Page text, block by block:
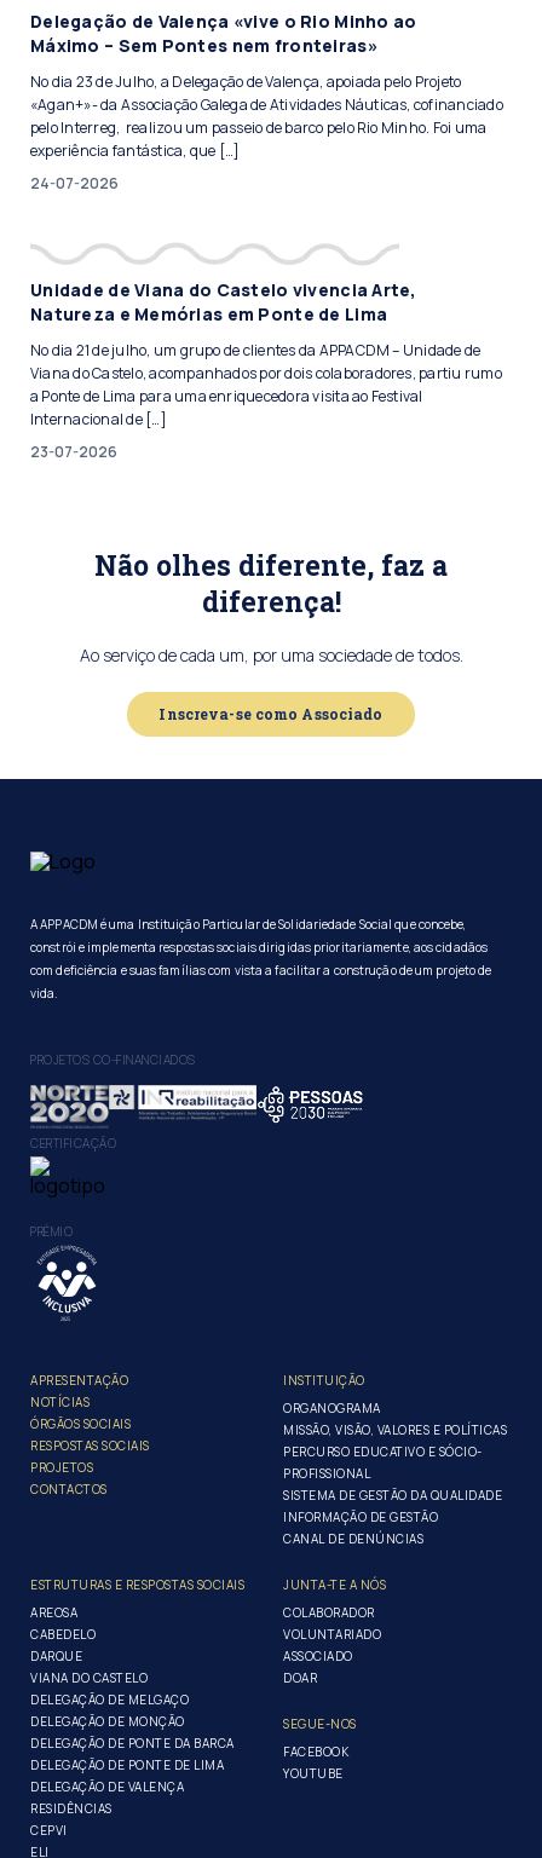
Delegação de Valença «vive o Rio Minho ao
Máximo – Sem Pontes nem fronteiras»
No dia 23 de Julho, a Delegação de Valença, apoiada pelo Projeto
«Agan+»- da Associação Galega de Atividades Náuticas, cofinanciado
pelo Interreg, realizou um passeio de barco pelo Rio Minho. Foi uma
experiência fantástica, que […]
24-07-2026
Unidade de Viana do Castelo vivencia Arte,
Natureza e Memórias em Ponte de Lima
No dia 21 de julho, um grupo de clientes da APPACDM – Unidade de
Viana do Castelo, acompanhados por dois colaboradores, partiu rumo
a Ponte de Lima para uma enriquecedora visita ao Festival
Internacional de […]
23-07-2026
Não olhes diferente, faz a
diferença!
Ao serviço de cada um, por uma sociedade de todos.
Inscreva-se como Associado
A APPACDM é uma Instituição Particular de Solidariedade Social que concebe,
constrói e implementa respostas sociais dirigidas prioritariamente, aos cidadãos
com deficiência e suas famílias com vista a facilitar a construção de um projeto de
vida.
PROJETOS CO-FINANCIADOS
CERTIFICAÇÃO
PRÉMIO
APRESENTAÇÃO
NOTÍCIAS
ÓRGÃOS SOCIAIS
RESPOSTAS SOCIAIS
PROJETOS
CONTACTOS
INSTITUIÇÃO
ORGANOGRAMA
MISSÃO, VISÃO, VALORES E POLÍTICAS
PERCURSO EDUCATIVO E SÓCIO-
PROFISSIONAL
SISTEMA DE GESTÃO DA QUALIDADE
INFORMAÇÃO DE GESTÃO
CANAL DE DENÚNCIAS
ESTRUTURAS E RESPOSTAS SOCIAIS
AREOSA
CABEDELO
DARQUE
VIANA DO CASTELO
DELEGAÇÃO DE MELGAÇO
DELEGAÇÃO DE MONÇÃO
DELEGAÇÃO DE PONTE DA BARCA
DELEGAÇÃO DE PONTE DE LIMA
DELEGAÇÃO DE VALENÇA
RESIDÊNCIAS
CEPVI
ELI
JUNTA-TE A NÓS
COLABORADOR
VOLUNTARIADO
ASSOCIADO
DOAR
SEGUE-NOS
FACEBOOK
YOUTUBE